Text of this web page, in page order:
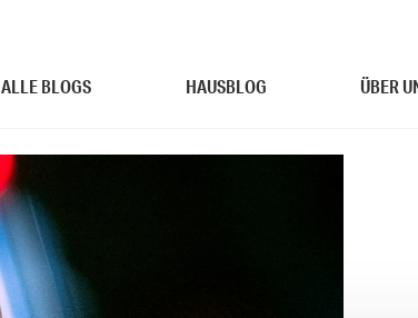
ALLE BLOGS HAUSBLOG ÜBER